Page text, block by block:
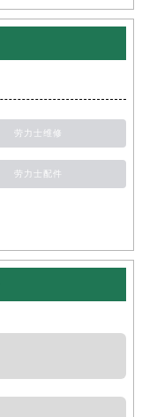
劳力士维修
劳力士配件